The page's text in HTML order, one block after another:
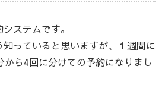
ステムです。
っていると思いますが、１週間に
ら4回に分けての予約になりまし